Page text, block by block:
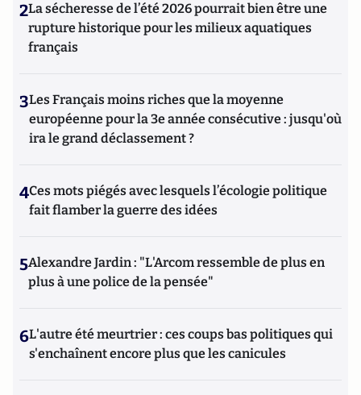
2La sécheresse de l’été 2026 pourrait bien être une
rupture historique pour les milieux aquatiques
français
3Les Français moins riches que la moyenne
européenne pour la 3e année consécutive : jusqu'où
ira le grand déclassement ?
4Ces mots piégés avec lesquels l’écologie politique
fait flamber la guerre des idées
5Alexandre Jardin : "L'Arcom ressemble de plus en
plus à une police de la pensée"
6L'autre été meurtrier : ces coups bas politiques qui
s'enchaînent encore plus que les canicules